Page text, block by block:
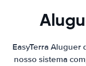
EasyTerra
nosso sistema